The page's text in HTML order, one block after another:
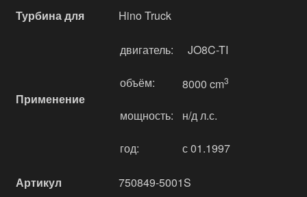
Турбина для Hino Truck
Применение
двигатель: JO8C-TI
объём: 8000 cm3
мощность: н/д л.с.
год: с 01.1997
Артикул 750849-5001S